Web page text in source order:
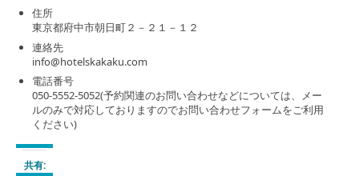
住所
東京都府中市朝日町２－２１－１２
連絡先
info@hotelskakaku.com
電話番号
050-5552-5052(予約関連のお問い合わせなどについては、メー
ルのみで対応しておりますのでお問い合わせフォームをご利用
ください)
共有: